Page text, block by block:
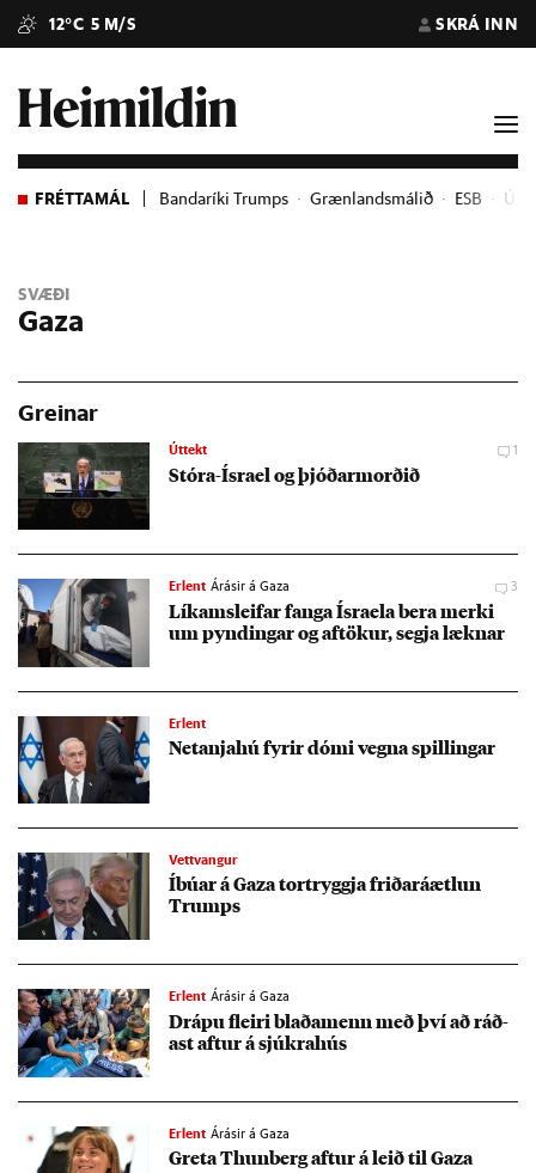
12°C 5 M/S SKRÁ INN
FRÉTTAMÁL Bandaríki Trumps Grænlandsmálið ESB
SVÆÐI
Gaza
Greinar
Úttekt 1
Stóra-Ísra­el og þjóð­armorð­ið
Erlent Árásir á Gaza 3
Lík­ams­leif­ar fanga Ísra­ela bera merki
um pynd­ing­ar og af­tök­ur, segja lækn­ar
Erlent
Net­anja­hú fyr­ir dómi vegna spill­ing­ar
Vettvangur
Íbú­ar á Gaza tor­tryggja friðaráætl­un
Trumps
Erlent Árásir á Gaza
Drápu fleiri blaða­menn með því að ráð­
ast aft­ur á sjúkra­hús
Erlent Árásir á Gaza
Greta Thun­berg aft­ur á leið til Gaza